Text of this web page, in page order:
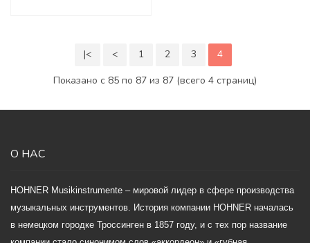
|< < 1 2 3
4
Показано с 85 по 87 из 87 (всего 4 страниц)
О НАС
HOHNER Musikinstrumente – мировой лидер в сфере производства
музыкальных инструментов. История компании HOHNER началась
в немецком городке Троссинген в 1857 году, и с тех пор название